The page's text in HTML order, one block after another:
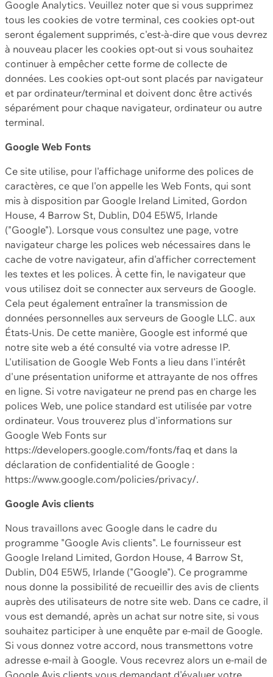
Google Analytics. Veuillez noter que si vous supprimez
tous les cookies de votre terminal, ces cookies opt-out
seront également supprimés, c'est-à-dire que vous devrez
à nouveau placer les cookies opt-out si vous souhaitez
continuer à empêcher cette forme de collecte de
données. Les cookies opt-out sont placés par navigateur
et par ordinateur/terminal et doivent donc être activés
séparément pour chaque navigateur, ordinateur ou autre
terminal.
Google Web Fonts
Ce site utilise, pour l'affichage uniforme des polices de
caractères, ce que l'on appelle les Web Fonts, qui sont
mis à disposition par Google Ireland Limited, Gordon
House, 4 Barrow St, Dublin, D04 E5W5, Irlande
("Google"). Lorsque vous consultez une page, votre
navigateur charge les polices web nécessaires dans le
cache de votre navigateur, afin d'afficher correctement
les textes et les polices. À cette fin, le navigateur que
vous utilisez doit se connecter aux serveurs de Google.
Cela peut également entraîner la transmission de
données personnelles aux serveurs de Google LLC. aux
États-Unis. De cette manière, Google est informé que
notre site web a été consulté via votre adresse IP.
L'utilisation de Google Web Fonts a lieu dans l'intérêt
d'une présentation uniforme et attrayante de nos offres
en ligne. Si votre navigateur ne prend pas en charge les
polices Web, une police standard est utilisée par votre
ordinateur. Vous trouverez plus d'informations sur
Google Web Fonts sur
https://developers.google.com/fonts/faq et dans la
déclaration de confidentialité de Google :
https://www.google.com/policies/privacy/.
Google Avis clients
Nous travaillons avec Google dans le cadre du
programme "Google Avis clients". Le fournisseur est
Google Ireland Limited, Gordon House, 4 Barrow St,
Dublin, D04 E5W5, Irlande ("Google"). Ce programme
nous donne la possibilité de recueillir des avis de clients
auprès des utilisateurs de notre site web. Dans ce cadre, il
vous est demandé, après un achat sur notre site, si vous
souhaitez participer à une enquête par e-mail de Google.
Si vous donnez votre accord, nous transmettons votre
adresse e-mail à Google. Vous recevrez alors un e-mail de